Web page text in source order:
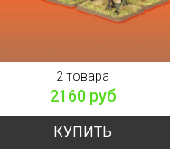
2 товара
2160 руб
КУПИТЬ